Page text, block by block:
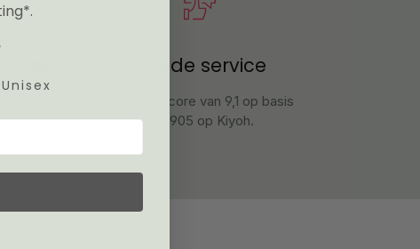
Goede service
Met een score van 9,1 op basis
van 905 op Kiyoh.
Unisex